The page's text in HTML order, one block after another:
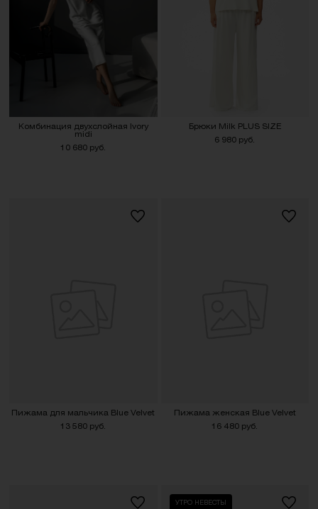
Комбинация двухслойная Ivory
midi
10 680 руб.
Брюки Milk PLUS SIZE
6 980 руб.
Пижама для мальчика Blue Velvet
13 580 руб.
Пижама женская Blue Velvet
16 480 руб.
УТРО НЕВЕСТЫ